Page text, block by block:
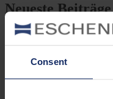
Consent
Neueste Beiträge
Können Vögel träumen?
oder einen Vogel mit